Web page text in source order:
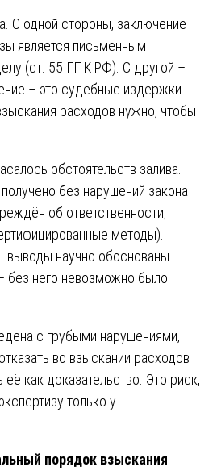
С одной стороны, заключение
является письменным
(ст. 55 ГПК РФ). С другой –
– это судебные издержки
расходов нужно, чтобы
обстоятельств залива.
без нарушений закона
об ответственности,
методы).
выводы научно обоснованы.
без него невозможно было
с грубыми нарушениями,
во взыскании расходов
её как доказательство. Это риск,
только у
порядок взыскания